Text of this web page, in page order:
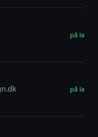
på lager
på lager